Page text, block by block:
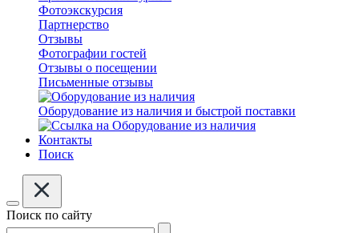
Фотоэкскурсия
Партнерство
Отзывы
Фотографии гостей
Отзывы о посещении
Письменные отзывы
Оборудование из наличия и быстрой поставки
Контакты
Поиск
Поиск по сайту